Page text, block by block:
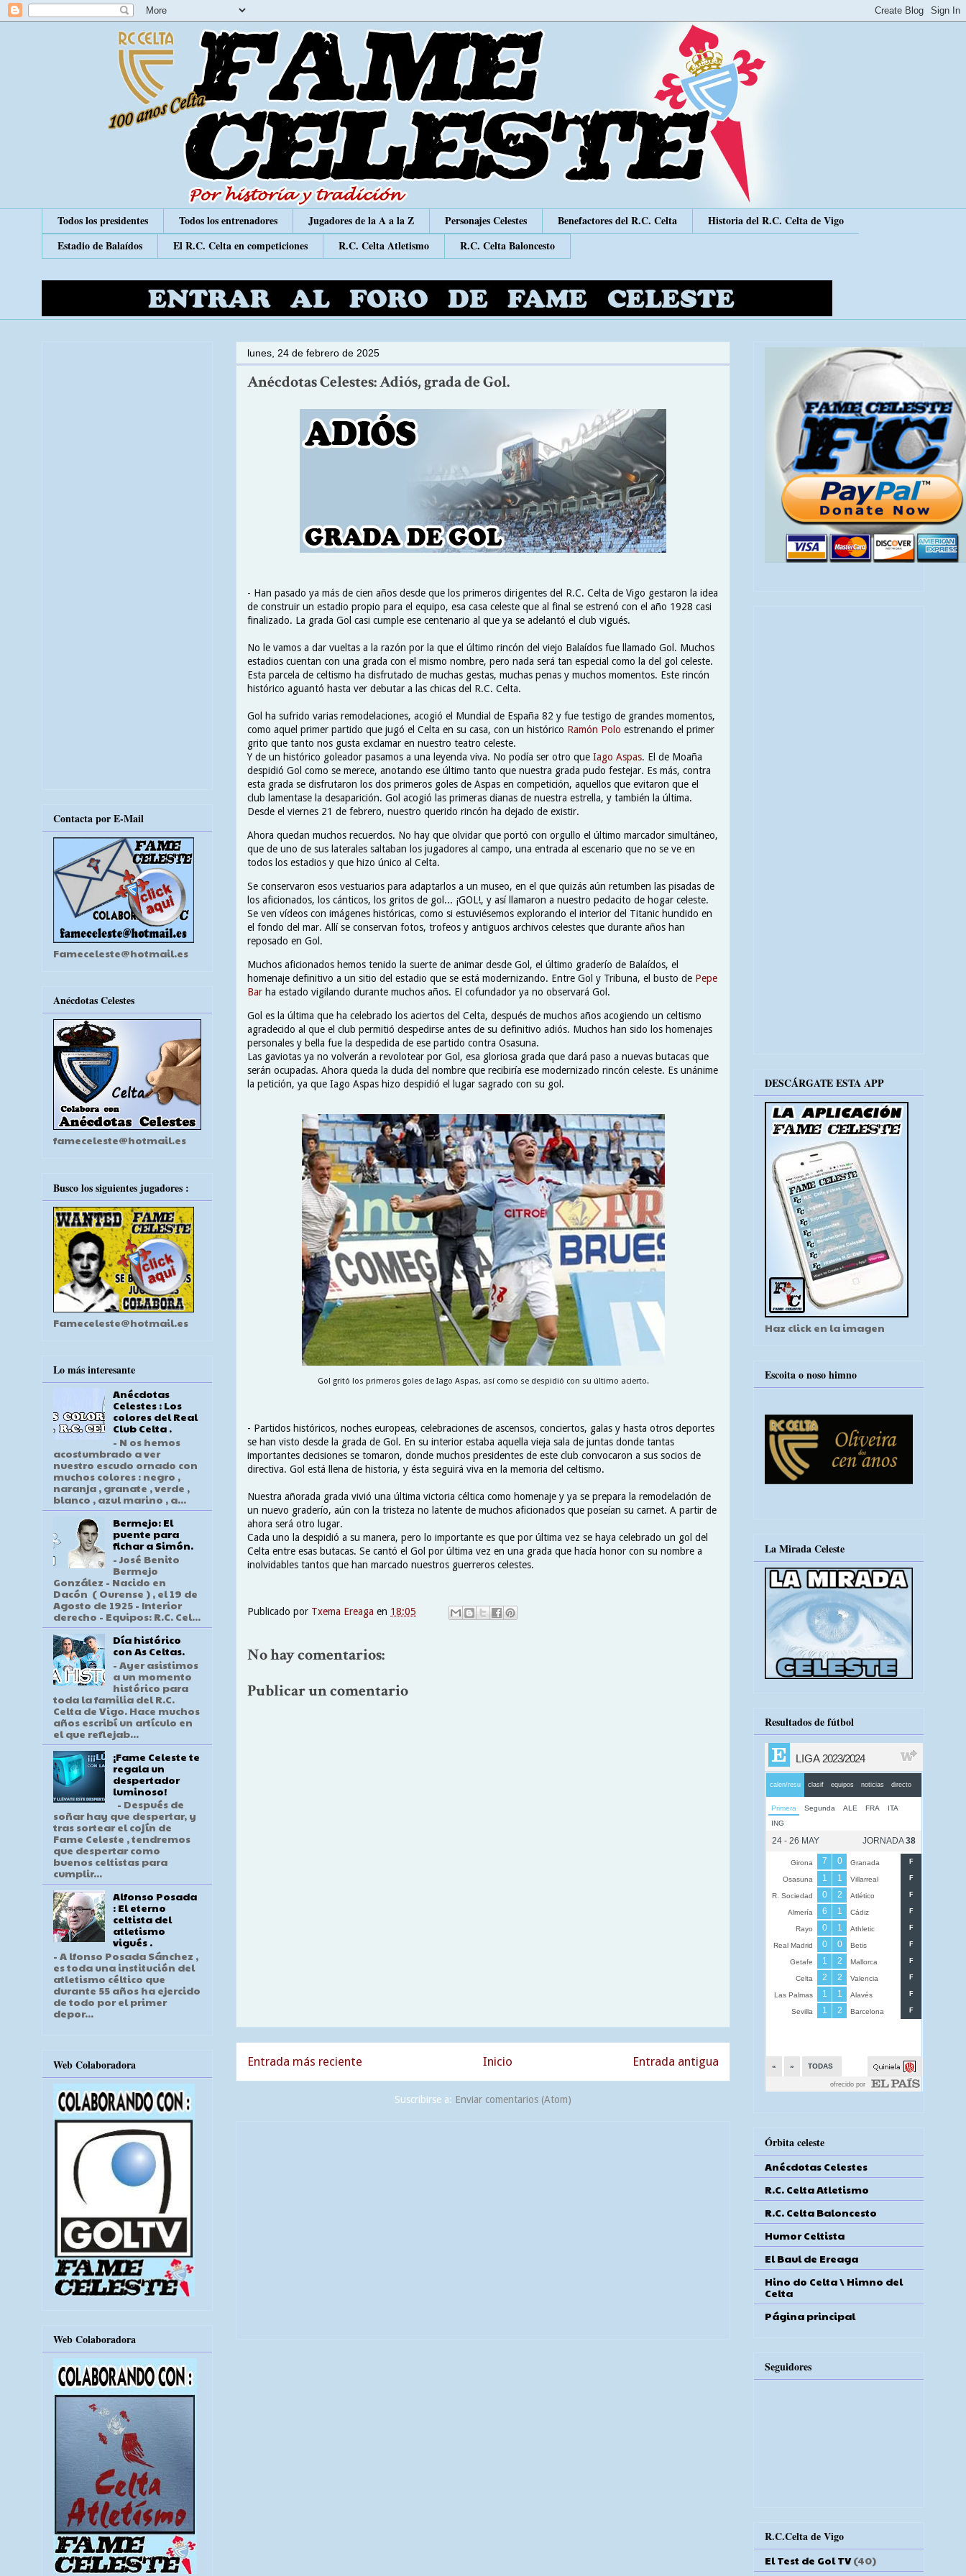
Todos los presidentes Todos los entrenadores Jugadores de la A a la Z Personajes Celestes Benefactores del R.C. Celta
Historia del R.C. Celta de Vigo
Estadio de Balaídos
El R.C. Celta en competiciones R.C. Celta Atletismo R.C. Celta Baloncesto
lunes, 24 de febrero de 2025
Anécdotas Celestes: Adiós, grada de Gol.
- Han pasado ya más de cien años desde que los primeros dirigentes del R.C. Celta de Vigo gestaron la idea
de construir un estadio propio para el equipo, esa casa celeste que al final se estrenó con el año 1928 casi
finalizado. La grada Gol casi cumple ese centenario al que ya se adelantó el club vigués.
No le vamos a dar vueltas a la razón por la que el último rincón del viejo Balaídos fue llamado Gol. Muchos
estadios cuentan con una grada con el mismo nombre, pero nada será tan especial como la del gol celeste.
Esta parcela de celtismo ha disfrutado de muchas gestas, muchas penas y muchos momentos. Este rincón
histórico aguantó hasta ver debutar a las chicas del R.C. Celta.
Gol ha sufrido varias remodelaciones, acogió el Mundial de España 82 y fue testigo de grandes momentos,
como aquel primer partido que jugó el Celta en su casa, con un histórico Ramón Polo estrenando el primer
grito que tanto nos gusta exclamar en nuestro teatro celeste.
Y de un histórico goleador pasamos a una leyenda viva. No podía ser otro que Iago Aspas. El de Moaña
despidió Gol como se merece, anotando ese último tanto que nuestra grada pudo festejar. Es más, contra
esta grada se disfrutaron los dos primeros goles de Aspas en competición, aquellos que evitaron que el
club lamentase la desaparición. Gol acogió las primeras dianas de nuestra estrella, y también la última.
Desde el viernes 21 de febrero, nuestro querido rincón ha dejado de existir.
Ahora quedan muchos recuerdos. No hay que olvidar que portó con orgullo el último marcador simultáneo,
que de uno de sus laterales saltaban los jugadores al campo, una entrada al escenario que no se ve en
todos los estadios y que hizo único al Celta.
Se conservaron esos vestuarios para adaptarlos a un museo, en el que quizás aún retumben las pisadas de
los aficionados, los cánticos, los gritos de gol... ¡GOL!, y así llamaron a nuestro pedacito de hogar celeste.
Se ven vídeos con imágenes históricas, como si estuviésemos explorando el interior del Titanic hundido en
el fondo del mar. Allí se conservan fotos, trofeos y antiguos archivos celestes que durante años han
reposado en Gol.
Muchos aficionados hemos tenido la suerte de animar desde Gol, el último graderío de Balaídos, el
homenaje definitivo a un sitio del estadio que se está modernizando. Entre Gol y Tribuna, el busto de Pepe
Bar ha estado vigilando durante muchos años. El cofundador ya no observará Gol.
Gol es la última que ha celebrado los aciertos del Celta, después de muchos años acogiendo un celtismo
agradecido al que el club permitió despedirse antes de su definitivo adiós. Muchos han sido los homenajes
personales y bella fue la despedida de ese partido contra Osasuna.
Las gaviotas ya no volverán a revolotear por Gol, esa gloriosa grada que dará paso a nuevas butacas que
serán ocupadas. Ahora queda la duda del nombre que recibiría ese modernizado rincón celeste. Es unánime
la petición, ya que Iago Aspas hizo despidió el lugar sagrado con su gol.
Gol gritó los primeros goles de Iago Aspas, así como se despidió con su último acierto.
- Partidos históricos, noches europeas, celebraciones de ascensos, conciertos, galas y hasta otros deportes
se han visto desde la grada de Gol. En su interior estaba aquella vieja sala de juntas donde tantas
importantes decisiones se tomaron, donde muchos presidentes de este club convocaron a sus socios de
directiva. Gol está llena de historia, y ésta seguirá viva en la memoria del celtismo.
Nuestra añorada grada vivió una última victoria céltica como homenaje y ya se prepara la remodelación de
un nuevo graderío, aún con la tristeza no latente de muchos aficionados que poseían su carnet. A partir de
ahora será otro lugar.
Cada uno la despidió a su manera, pero lo importante es que por última vez se haya celebrado un gol del
Celta entre esas butacas. Se cantó el Gol por última vez en una grada que hacía honor con su nombre a
inolvidables tantos que han marcado nuestros guerreros celestes.
Publicado por Txema Ereaga en 18:05
No hay comentarios:
Publicar un comentario
Entrada más reciente Entrada antigua
Inicio
Suscribirse a: Enviar comentarios (Atom)
Contacta por E-Mail
Fameceleste@hotmail.es
Anécdotas Celestes
fameceleste@hotmail.es
Busco los siguientes jugadores :
Fameceleste@hotmail.es
Lo más interesante
Anécdotas
Celestes : Los
colores del Real
Club Celta .
- N os hemos
acostumbrado a ver
nuestro escudo ornado con
muchos colores : negro ,
naranja , granate , verde ,
blanco , azul marino , a...
Bermejo: El
puente para
fichar a Simón.
- José Benito
Bermejo
González - Nacido en
Dacón ( Ourense ) , el 19 de
Agosto de 1925 - Interior
derecho - Equipos: R.C. Cel...
Día histórico
con As Celtas.
- Ayer asistimos
a un momento
histórico para
toda la familia del R.C.
Celta de Vigo. Hace muchos
años escribí un artículo en
el que reflejab...
¡Fame Celeste te
regala un
despertador
luminoso!
- Después de
soñar hay que despertar, y
tras sortear el cojín de
Fame Celeste , tendremos
que despertar como
buenos celtistas para
cumplir...
Alfonso Posada
: El eterno
celtista del
atletismo
vigués .
- A lfonso Posada Sánchez ,
es toda una institución del
atletismo céltico que
durante 55 años ha ejercido
de todo por el primer
depor...
Web Colaboradora
Web Colaboradora
DESCÁRGATE ESTA APP
Haz click en la imagen
Escoita o noso himno
La Mirada Celeste
Resultados de fútbol
Órbita celeste
Anécdotas Celestes
R.C. Celta Atletismo
R.C. Celta Baloncesto
Humor Celtista
El Baul de Ereaga
Hino do Celta \ Himno del
Celta
Página principal
Seguidores
R.C.Celta de Vigo
El Test de Gol TV (40)